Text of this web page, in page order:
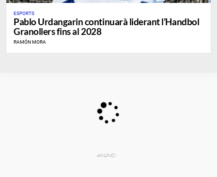
ESPORTS
Pablo Urdangarin continuarà liderant l’Handbol
Granollers fins al 2028
RAMÓN MORA